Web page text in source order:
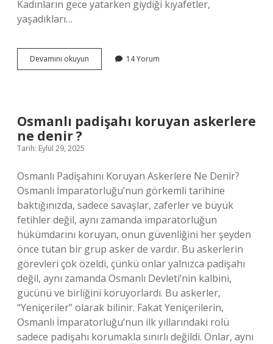
Kadınların gece yatarken giydiği kıyafetler,
yaşadıkları…
Devamını okuyun Kadınlar
gece
14 Yorum
Osmanlı padişahı koruyan askerlere
ne denir ?
Tarih: Eylül 29, 2025
Osmanlı Padişahını Koruyan Askerlere Ne Denir?
Osmanlı İmparatorluğu’nun görkemli tarihine
baktığınızda, sadece savaşlar, zaferler ve büyük
fetihler değil, aynı zamanda imparatorluğun
hükümdarını koruyan, onun güvenliğini her şeyden
önce tutan bir grup asker de vardır. Bu askerlerin
görevleri çok özeldi, çünkü onlar yalnızca padişahı
değil, aynı zamanda Osmanlı Devleti’nin kalbini,
gücünü ve birliğini koruyorlardı. Bu askerler,
“Yeniçeriler” olarak bilinir. Fakat Yeniçerilerin,
Osmanlı İmparatorluğu’nun ilk yıllarındaki rolü
sadece padişahı korumakla sınırlı değildi. Onlar, aynı